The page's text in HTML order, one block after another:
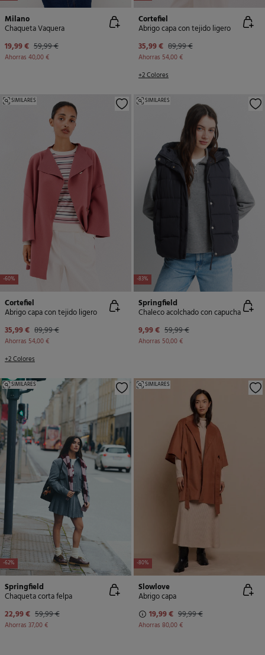
Milano
Chaqueta Vaquera
19,99 € 59,99 €
Ahorras 40,00 €
Cortefiel
Abrigo capa con tejido ligero
35,99 € 89,99 €
Ahorras 54,00 €
+2 Colores
-60%
SIMILARES
Cortefiel
Abrigo capa con tejido ligero
35,99 € 89,99 €
Ahorras 54,00 €
+2 Colores
-83%
SIMILARES
Springfield
Chaleco acolchado con capucha
9,99 € 59,99 €
Ahorras 50,00 €
-62%
SIMILARES
Springfield
Chaqueta corta felpa
22,99 € 59,99 €
Ahorras 37,00 €
-80%
SIMILARES
Slowlove
Abrigo capa
19,99 € 99,99 €
Ahorras 80,00 €